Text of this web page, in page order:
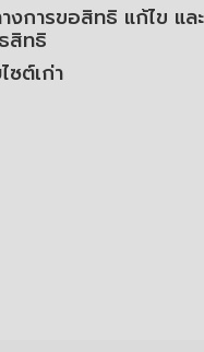
งการขอสิทธิ แก้ไข และ
สิทธิ
ซต์เก่า